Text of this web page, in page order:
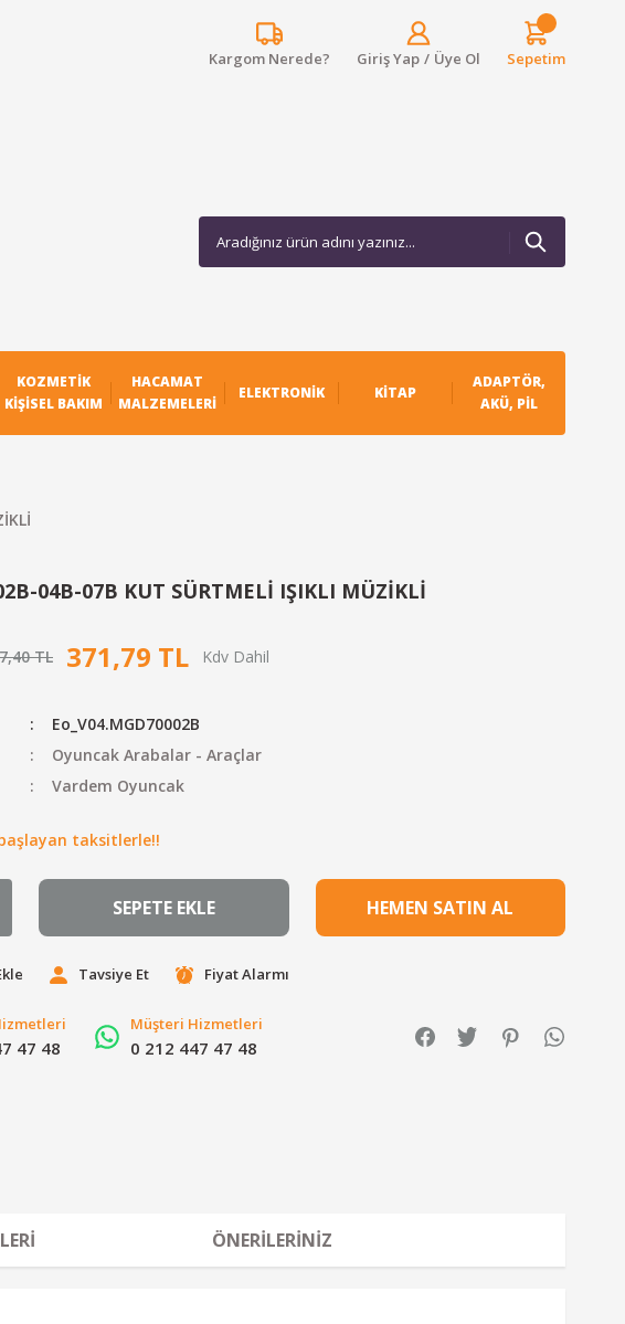
Kargom Nerede? Giriş Yap / Üye Ol Sepetim
KOZMETIK
KIŞISEL BAKIM
HACAMAT
MALZEMELERI
ELEKTRONIK KITAP
ADAPTÖR,
AKÜ, PIL
04B-07B KUT SÜRTMELİ IŞIKLI MÜZİKLİ
TL 371,79 TL
Eo_V04.MGD70002B
Oyuncak Arabalar - Araçlar
Vardem Oyuncak
taksitlerle!!
SEPETE EKLE HEMEN SATIN AL
Tavsiye Et Fiyat Alarmı
47 48
Müşteri Hizmetleri
0 212 447 47 48
ÖNERILERINIZ